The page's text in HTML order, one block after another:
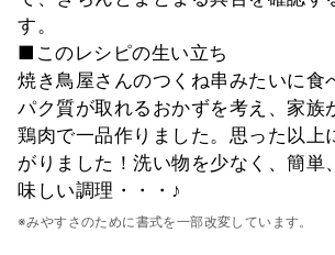
す。
■このレシピの生い立ち
焼き鳥屋さんのつくね串みたいに食
パク質が取れるおかずを考え、家族
鶏肉で一品作りました。思った以上
がりました！洗い物を少なく、簡単
味しい調理・・・♪
※みやすさのために書式を一部改変しています。